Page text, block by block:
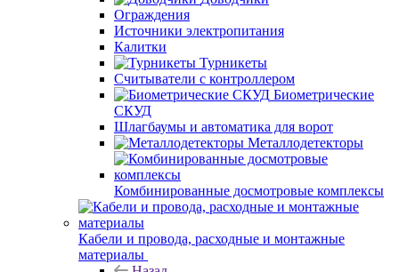
Ограждения
Источники электропитания
Калитки
Турникеты
Считыватели с контроллером
Биометрические
СКУД
Шлагбаумы и автоматика для ворот
Металлодетекторы
Комбинированные досмотровые комплексы
Кабели и провода, расходные и монтажные
материалы